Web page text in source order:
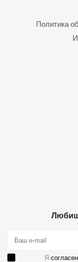
Политика
Я согласен